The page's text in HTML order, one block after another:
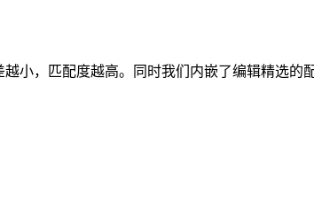
越小，匹配度越高。同时我们内嵌了编辑精选